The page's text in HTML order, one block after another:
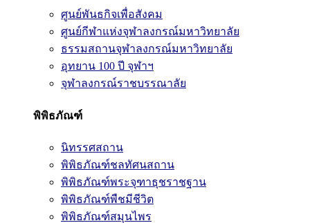
ศูนย์พันธกิจเพื่อสังคม
ศูนย์กีฬาแห่งจุฬาลงกรณ์มหาวิทยาลัย
ธรรมสถานจุฬาลงกรณ์มหาวิทยาลัย
อุทยาน 100 ปี จุฬาฯ
จุฬาลงกรณ์ราชบรรณาลัย
พิพิธภัณฑ์
นิทรรศสถาน
พิพิธภัณฑ์ชลทัศนสถาน
พิพิธภัณฑ์พระจุฑาธุชราชฐาน
พิพิธภัณฑ์พืชมีชีวิต
พิพิธภัณฑ์สมุนไพร